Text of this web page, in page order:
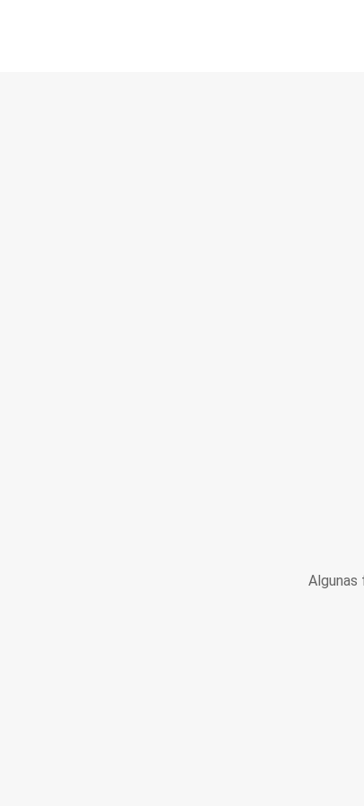
Algunas